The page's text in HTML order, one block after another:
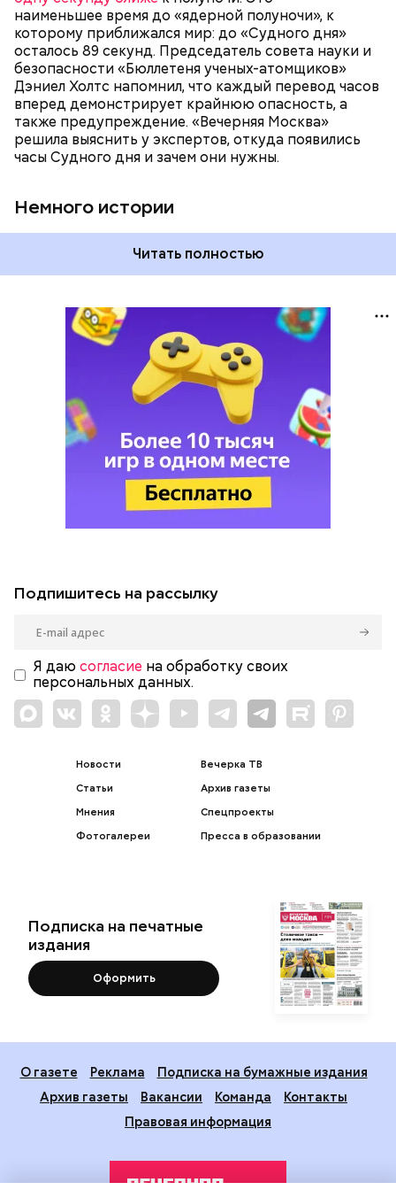
наименьшее время до «ядерной полуночи», к
которому приближался мир: до «Судного дня»
осталось 89 секунд. Председатель совета науки и
безопасности «Бюллетеня ученых-атомщиков»
Дэниел Холтс напомнил, что каждый перевод часов
вперед демонстрирует крайнюю опасность, а
также предупреждение. «Вечерняя Москва»
решила выяснить у экспертов, откуда появились
часы Судного дня и зачем они нужны.
Немного истории
году часы Судного дня впервые за очень долгое
время показали свое самое близкое к катастрофе
время — без двух минут полночь. Вторая холодная
война между США и уже Россией стала обыденным
предметом обсуждения для аналитиков со всего
мира. Но, помимо перспективы отправиться в
«атомный рай», с 2007 года на стрелку часов
влияет еще одна глобальная угроза —
климатические изменения.
Читать полностью
Подпишитесь на рассылку
Я даю согласие на обработку своих
персональных данных.
Новости
Статьи
Мнения
Фотогалереи
Вечерка ТВ
Архив газеты
Спецпроекты
Пресса в образовании
Подписка на печатные
издания
Оформить
О газете Реклама
Подписка на бумажные издания
Архив газеты
Вакансии Команда
Контакты
Правовая информация